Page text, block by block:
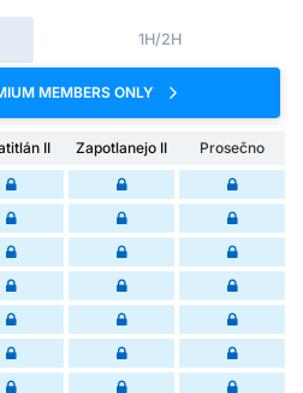
1H/2H
MEMBERS ONLY
II Zapotlanejo II
Prosečno